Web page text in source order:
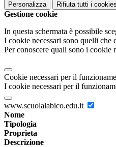
Personalizza Rifiuta tutti i cookies
Gestione cookie
In questa schermata è possibile
I cookie necessari sono quelli
Per conoscere quali sono i cookie
Cookie necessari per il
I cookie necessari per il
www.scuolalabico.edu.it
Nome
Tipologia
Proprieta
Descrizione